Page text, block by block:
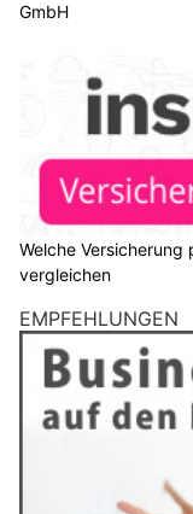
GmbH
Welche Versicherung
vergleichen
EMPFEHLUNGEN